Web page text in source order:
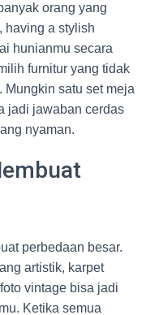
orang yang
having a stylish
hunianmu secara
furnitur yang tidak
satu set meja
jadi jawaban cerdas
nyaman.
perbedaan besar.
artistik, karpet
vintage bisa jadi
Ketika semua